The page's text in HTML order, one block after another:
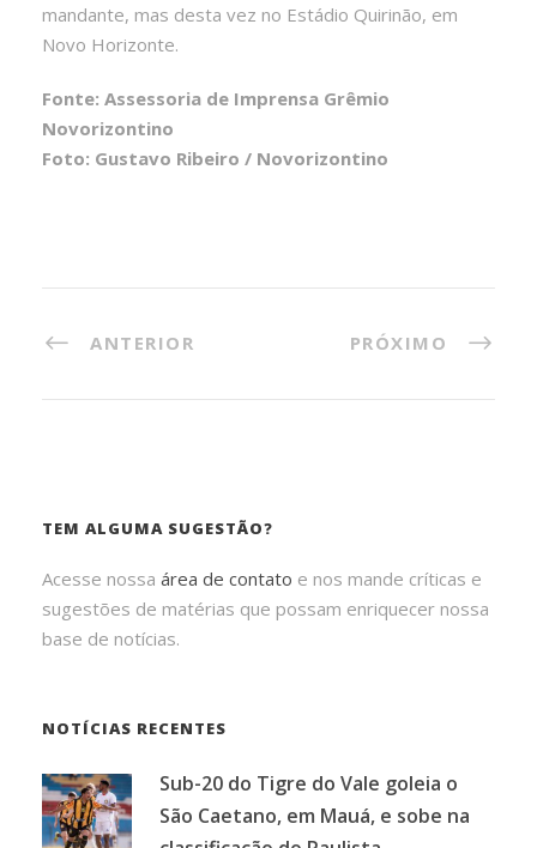
mandante, mas desta vez no Estádio Quirinão, em
Novo Horizonte.
Fonte: Assessoria de Imprensa Grêmio
Novorizontino
Foto: Gustavo Ribeiro / Novorizontino
ANTERIOR PRÓXIMO
TEM ALGUMA SUGESTÃO?
Acesse nossa área de contato e nos mande críticas e
sugestões de matérias que possam enriquecer nossa
base de notícias.
NOTÍCIAS RECENTES
Sub-20 do Tigre do Vale goleia o
São Caetano, em Mauá, e sobe na